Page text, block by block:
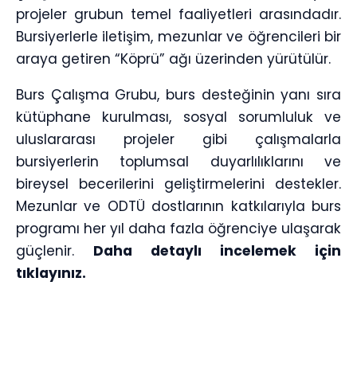
projeler grubun temel faaliyetleri arasındadır.
Bursiyerlerle iletişim, mezunlar ve öğrencileri bir
araya getiren “Köprü” ağı üzerinden yürütülür.
Burs Çalışma Grubu, burs desteğinin yanı sıra
kütüphane kurulması, sosyal sorumluluk ve
uluslararası projeler gibi çalışmalarla
bursiyerlerin toplumsal duyarlılıklarını ve
bireysel becerilerini geliştirmelerini destekler.
Mezunlar ve ODTÜ dostlarının katkılarıyla burs
programı her yıl daha fazla öğrenciye ulaşarak
güçlenir. Daha detaylı incelemek için
tıklayınız.